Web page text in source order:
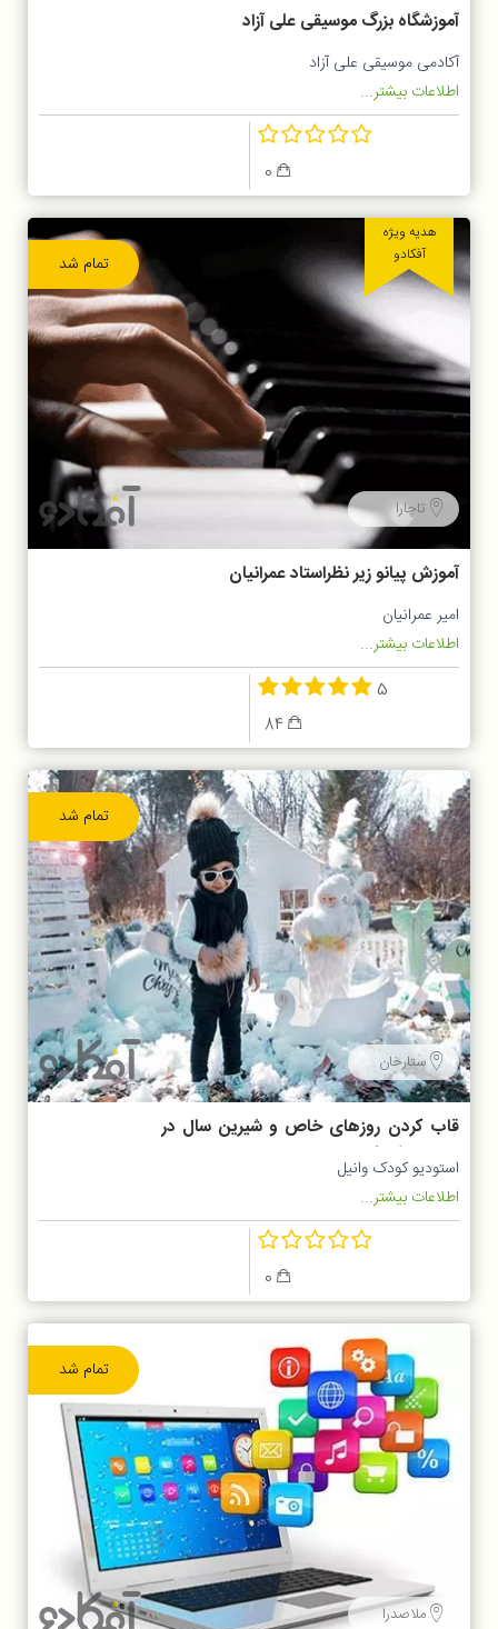
آموزشگاه بزرگ موسیقی علی آزاد
آکادمی موسیقی علی آزاد
اطلاعات بیشتر...
تمام شد
هدیه ویژه
آفکادو
تاچارا
آموزش پیانو زیر نظراستاد عمرانیان
امیر عمرانیان
اطلاعات بیشتر...
5
تمام شد
ستارخان
قاب کردن روزهای خاص و شیرین سال در
استودیو کودک وانیل
استودیو کودک وانیل
اطلاعات بیشتر...
تمام شد
ملاصدرا